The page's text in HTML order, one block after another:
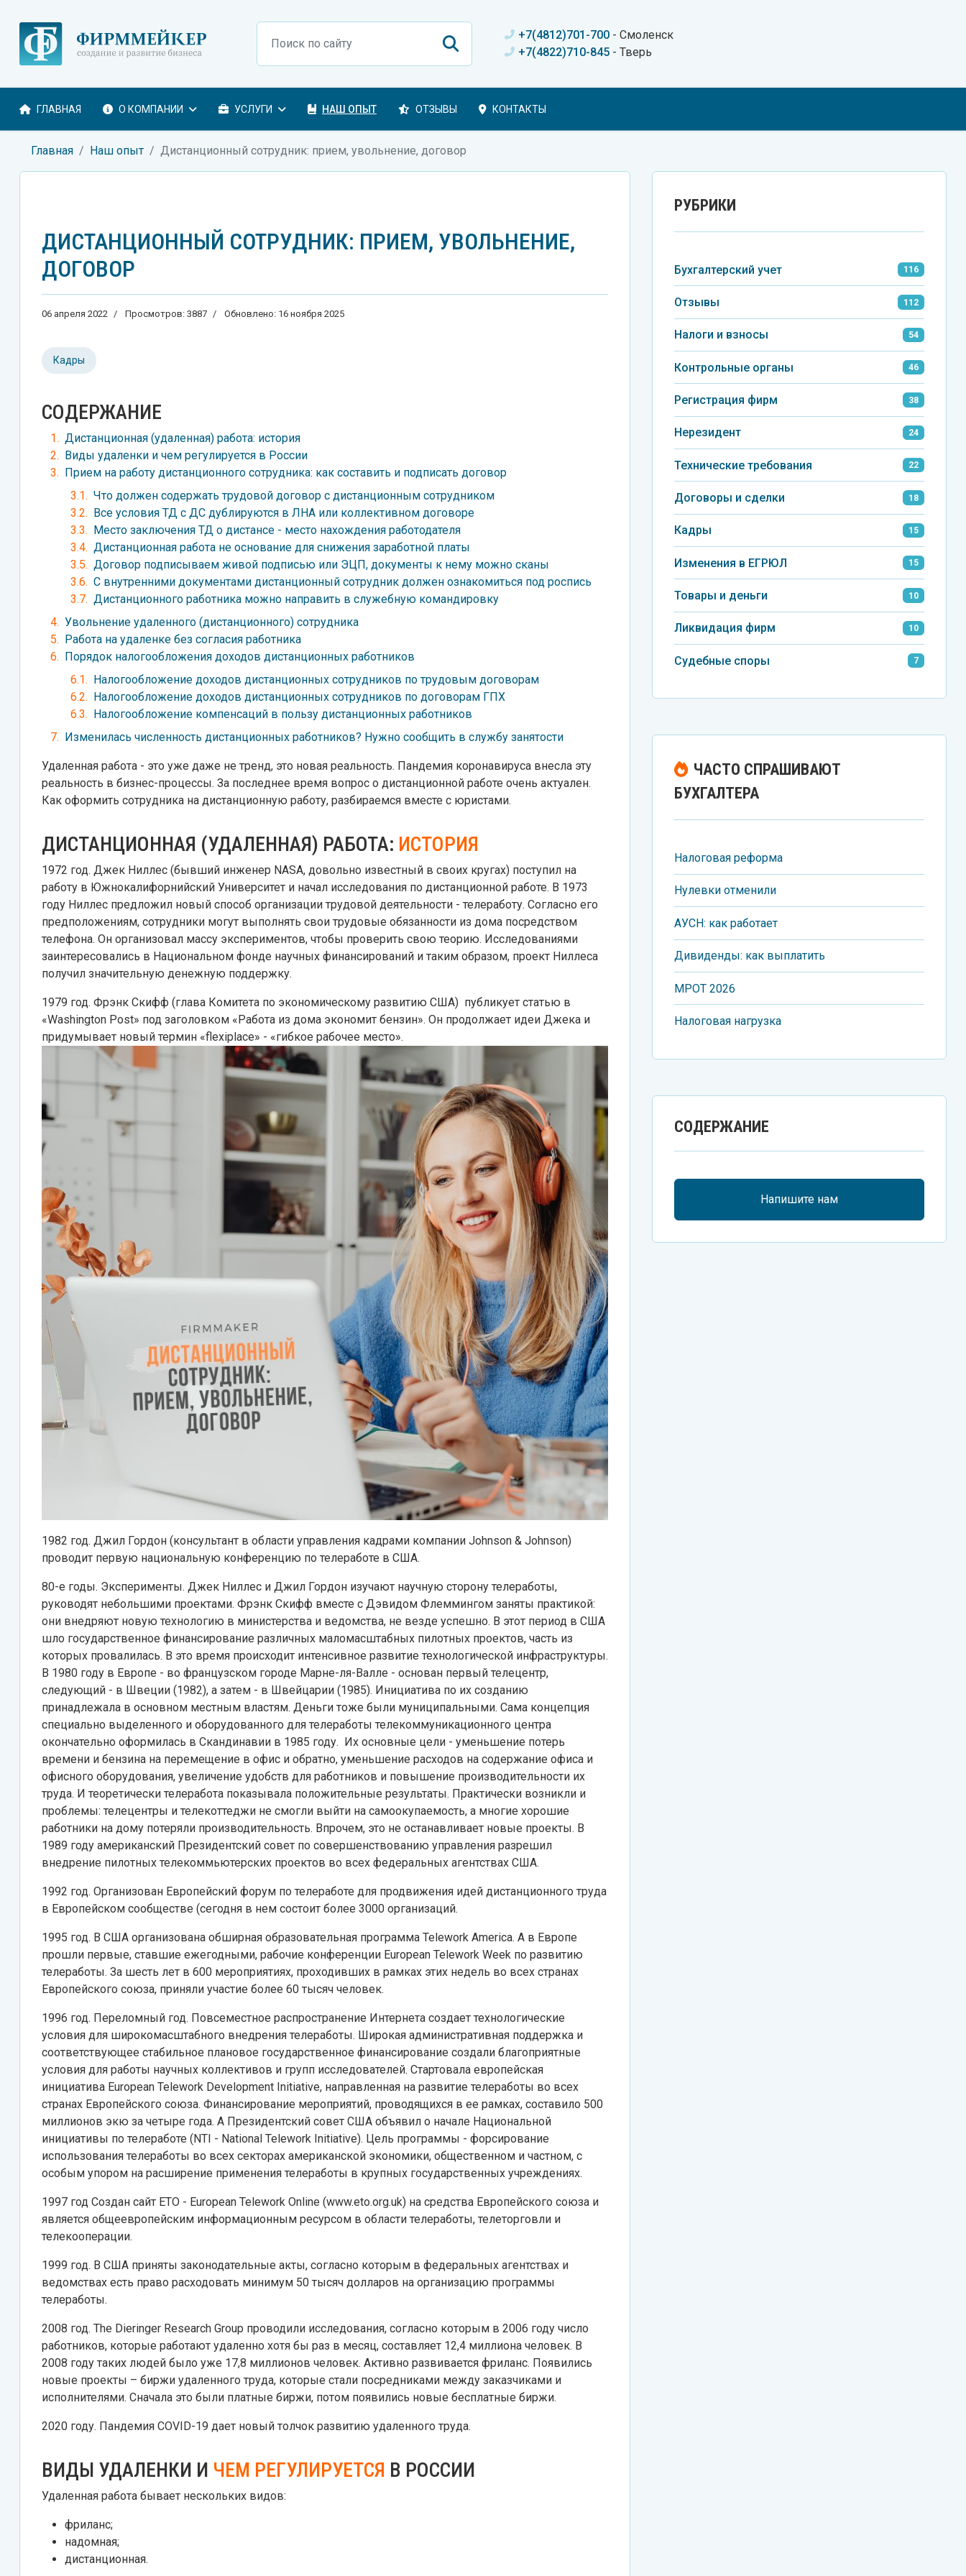
Поиск +7(4812)701-700 - Смоленск
+7(4822)710-845 - Тверь
ГЛАВНАЯ О КОМПАНИИ УСЛУГИ НАШ ОПЫТ ОТЗЫВЫ КОНТАКТЫ
Главная Наш опыт Дистанционный сотрудник: прием, увольнение, договор
ДИСТАНЦИОННЫЙ СОТРУДНИК: ПРИЕМ, УВОЛЬНЕНИЕ,
ДОГОВОР
06 апреля 2022 Просмотров: 3887 Обновлено: 16 ноября 2025
Кадры
СОДЕРЖАНИЕ
Дистанционная (удаленная) работа: история
Виды удаленки и чем регулируется в России
Прием на работу дистанционного сотрудника: как составить и подписать договор
Что должен содержать трудовой договор с дистанционным сотрудником
Все условия ТД с ДС дублируются в ЛНА или коллективном договоре
Место заключения ТД о дистансе - место нахождения работодателя
Дистанционная работа не основание для снижения заработной платы
Договор подписываем живой подписью или ЭЦП, документы к нему можно сканы
С внутренними документами дистанционный сотрудник должен ознакомиться под роспись
Дистанционного работника можно направить в служебную командировку
Увольнение удаленного (дистанционного) сотрудника
Работа на удаленке без согласия работника
Порядок налогообложения доходов дистанционных работников
Налогообложение доходов дистанционных сотрудников по трудовым договорам
Налогообложение доходов дистанционных сотрудников по договорам ГПХ
Налогообложение компенсаций в пользу дистанционных работников
Изменилась численность дистанционных работников? Нужно сообщить в службу занятости
Удаленная работа - это уже даже не тренд, это новая реальность. Пандемия коронавируса внесла эту
реальность в бизнес-процессы. За последнее время вопрос о дистанционной работе очень актуален.
Как оформить сотрудника на дистанционную работу, разбираемся вместе с юристами.
ДИСТАНЦИОННАЯ (УДАЛЕННАЯ) РАБОТА: ИСТОРИЯ
1972 год. Джек Ниллес (бывший инженер NASA, довольно известный в своих кругах) поступил на
работу в Южнокалифорнийский Университет и начал исследования по дистанционной работе. В 1973
году Ниллес предложил новый способ организации трудовой деятельности - телеработу. Согласно его
предположениям, сотрудники могут выполнять свои трудовые обязанности из дома посредством
телефона. Он организовал массу экспериментов, чтобы проверить свою теорию. Исследованиями
заинтересовались в Национальном фонде научных финансирований и таким образом, проект Ниллеса
получил значительную денежную поддержку.
1979 год. Фрэнк Скифф (глава Комитета по экономическому развитию США) публикует статью в
«Washington Post» под заголовком «Работа из дома экономит бензин». Он продолжает идеи Джека и
придумывает новый термин «flexiplace» - «гибкое рабочее место».
1982 год. Джил Гордон (консультант в области управления кадрами компании Johnson & Johnson)
проводит первую национальную конференцию по телеработе в США.
80-е годы. Эксперименты. Джек Ниллес и Джил Гордон изучают научную сторону телеработы,
руководят небольшими проектами. Фрэнк Скифф вместе с Дэвидом Флеммингом заняты практикой:
они внедряют новую технологию в министерства и ведомства, не везде успешно. В этот период в США
шло государственное финансирование различных маломасштабных пилотных проектов, часть из
которых провалилась. В это время происходит интенсивное развитие технологической инфраструктуры.
В 1980 году в Европе - во французском городе Марне-ля-Валле - основан первый телецентр,
следующий - в Швеции (1982), а затем - в Швейцарии (1985). Инициатива по их созданию
принадлежала в основном местным властям. Деньги тоже были муниципальными. Сама концепция
специально выделенного и оборудованного для телеработы телекоммуникационного центра
окончательно оформилась в Скандинавии в 1985 году. Их основные цели - уменьшение потерь
времени и бензина на перемещение в офис и обратно, уменьшение расходов на содержание офиса и
офисного оборудования, увеличение удобств для работников и повышение производительности их
труда. И теоретически телеработа показывала положительные результаты. Практически возникли и
проблемы: телецентры и телекоттеджи не смогли выйти на самоокупаемость, а многие хорошие
работники на дому потеряли производительность. Впрочем, это не останавливает новые проекты. В
1989 году американский Президентский совет по совершенствованию управления разрешил
внедрение пилотных телекоммьютерских проектов во всех федеральных агентствах США.
1992 год. Организован Европейский форум по телеработе для продвижения идей дистанционного труда
в Европейском сообществе (сегодня в нем состоит более 3000 организаций.
1995 год. В США организована обширная образовательная программа Telework America. А в Европе
прошли первые, ставшие ежегодными, рабочие конференции European Telework Week по развитию
телеработы. За шесть лет в 600 мероприятиях, проходивших в рамках этих недель во всех странах
Европейского союза, приняли участие более 60 тысяч человек.
1996 год. Переломный год. Повсеместное распространение Интернета создает технологические
условия для широкомасштабного внедрения телеработы. Широкая административная поддержка и
соответствующее стабильное плановое государственное финансирование создали благоприятные
условия для работы научных коллективов и групп исследователей. Стартовала европейская
инициатива European Telework Development Initiative, направленная на развитие телеработы во всех
странах Европейского союза. Финансирование мероприятий, проводящихся в ее рамках, составило 500
миллионов экю за четыре года. А Президентский совет США объявил о начале Национальной
инициативы по телеработе (NTI - National Telework Initiative). Цель программы - форсирование
использования телеработы во всех секторах американской экономики, общественном и частном, с
особым упором на расширение применения телеработы в крупных государственных учреждениях.
1997 год Создан сайт ETO - European Telework Online (www.eto.org.uk) на средства Европейского союза и
является общеевропейским информационным ресурсом в области телеработы, телеторговли и
телекооперации.
1999 год. В США приняты законодательные акты, согласно которым в федеральных агентствах и
ведомствах есть право расходовать минимум 50 тысяч долларов на организацию программы
телеработы.
2008 год. The Dieringer Research Group проводили исследования, согласно которым в 2006 году число
работников, которые работают удаленно хотя бы раз в месяц, составляет 12,4 миллиона человек. В
2008 году таких людей было уже 17,8 миллионов человек. Активно развивается фриланс. Появились
новые проекты – биржи удаленного труда, которые стали посредниками между заказчиками и
исполнителями. Сначала это были платные биржи, потом появились новые бесплатные биржи.
2020 году. Пандемия COVID-19 дает новый толчок развитию удаленного труда.
ВИДЫ УДАЛЕНКИ И ЧЕМ РЕГУЛИРУЕТСЯ В РОССИИ
Удаленная работа бывает нескольких видов:
фриланс;
надомная;
дистанционная.
РУБРИКИ
Бухгалтерский учет 116
Отзывы 112
Налоги и взносы 54
Контрольные органы 46
Регистрация фирм 38
Нерезидент 24
Технические требования 22
Договоры и сделки 18
Кадры 15
Изменения в ЕГРЮЛ 15
Товары и деньги 10
Ликвидация фирм 10
Судебные споры 7
ЧАСТО СПРАШИВАЮТ
БУХГАЛТЕРА
Налоговая реформа
Нулевки отменили
АУСН: как работает
Дивиденды: как выплатить
МРОT 2026
Налоговая нагрузка
СОДЕРЖАНИЕ
Напишите нам